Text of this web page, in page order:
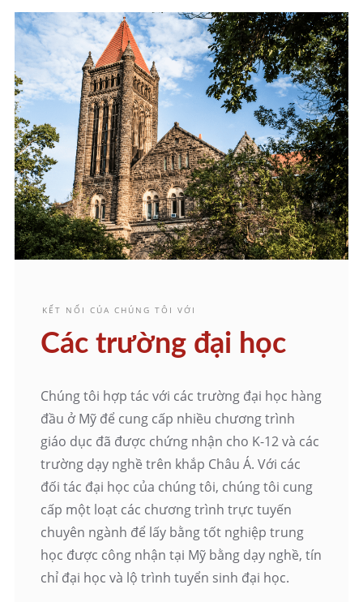
KẾT NỐI CỦA CHÚNG TÔI VỚI
Các trường đại học
Chúng tôi hợp tác với các trường đại học hàng
đầu ở Mỹ để cung cấp nhiều chương trình
giáo dục đã được chứng nhận cho K-12 và các
trường dạy nghề trên khắp Châu Á. Với các
đối tác đại học của chúng tôi, chúng tôi cung
cấp một loạt các chương trình trực tuyến
chuyên ngành để lấy bằng tốt nghiệp trung
học được công nhận tại Mỹ bằng dạy nghề, tín
chỉ đại học và lộ trình tuyển sinh đại học.